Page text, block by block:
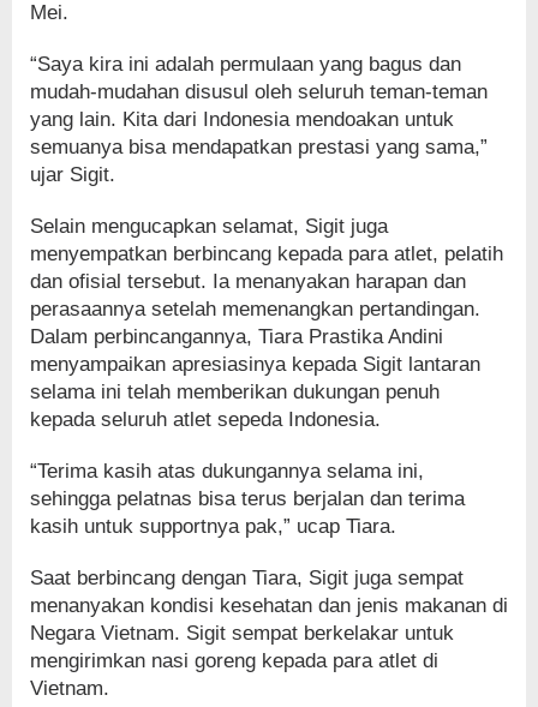
Mei.
“Saya kira ini adalah permulaan yang bagus dan
mudah-mudahan disusul oleh seluruh teman-teman
yang lain. Kita dari Indonesia mendoakan untuk
semuanya bisa mendapatkan prestasi yang sama,”
ujar Sigit.
Selain mengucapkan selamat, Sigit juga
menyempatkan berbincang kepada para atlet, pelatih
dan ofisial tersebut. Ia menanyakan harapan dan
perasaannya setelah memenangkan pertandingan.
Dalam perbincangannya, Tiara Prastika Andini
menyampaikan apresiasinya kepada Sigit lantaran
selama ini telah memberikan dukungan penuh
kepada seluruh atlet sepeda Indonesia.
“Terima kasih atas dukungannya selama ini,
sehingga pelatnas bisa terus berjalan dan terima
kasih untuk supportnya pak,” ucap Tiara.
Saat berbincang dengan Tiara, Sigit juga sempat
menanyakan kondisi kesehatan dan jenis makanan di
Negara Vietnam. Sigit sempat berkelakar untuk
mengirimkan nasi goreng kepada para atlet di
Vietnam.